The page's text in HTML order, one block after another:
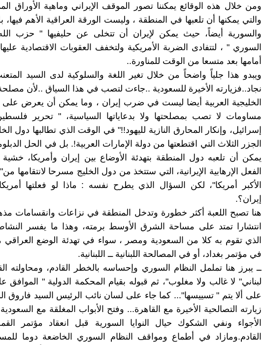
ومن خلال هذه الوقائع يمكننا تصور الموقف الإيراني وماهية الأوراق
والتي يمكنها أن تلعبها في المنطقة ، وليست الورقة العراقية الأهم فيها، بل
والسورية أيضاً، حيث يمكن لإيران أن تتخلى عن حليفيها " حزب
السوري " ، لتتفادى الضربة الأمريكية ولتخفف العقوبات الاقتصادية
أمامها بعد متسعا من الوقت للمناورة..
ويبدو هذا جلياً واضحاً من خلال تغير اللغة والسلوكية لدى السيد
نجاد..فزيارته الأخيرة للسعودية ..جاءت لتصب في هذا السياق ..لأن
الخليجية العربية أيضا ليست في ضرب إيران ، وما يمكن أن يعرض على
مساومات لا تصب بمصلحتها ولا بدعاياتها السياسية، " تحرير
إسرائيل، وإنكار المحارق النازية لليهود!!" في الوقت الذي تطالبها دول
الجزر الثلاث التي اقتطعتها من دولة الإمارات العربية!. بل في الحل
يمكن أن تلعبه دول المنطقة بتهدئة الأوضاع بين إيران وأمريكا،
الفعل الإرهابية الإيرانية، التي ستتخذ من دول الخليج مسرحا لانتقامها
الأكبر أمريكا"، لكن السؤال الذي يطرح نفسه : ماذا لو فعلتها
إيران؟.
هنا تصبح اللعبة أكثر خطورة وتدخل المنطقة في نزاعات وانقسامات
انتشارا تمتد على مساحة الشرق الأوسط برمته، وهذا ما يفسر
الذي تقوم به كلا من السعودية ومصر ، سواء في تهدئة الوضع العراقي
في مؤتمر بغداد، أو في المصالحة اللبنانية ــ اللبنانية.
ــ يبرز هنا تململ النظام السوري وإحساسه بالخطر القادم، ومحاولته
لبناني" لا غالب ولا مغلوب"، ثم قبوله بقيام المحكمة الدولية " الموافق
على ألا يتم " تسييسها"... كما جاء على لسان نائب الرئيس السيد فاروق
زيارته التصالحية الأخيرة مع القاهرة... وفتح الأبواب المغلقة مع
الأجواء ونفي الشكوك حيال النوايا السورية قبل انعقاد مؤتمر
القادم.ومازاد في أطماع ومواقف النظام السوري الخاضعة دوما